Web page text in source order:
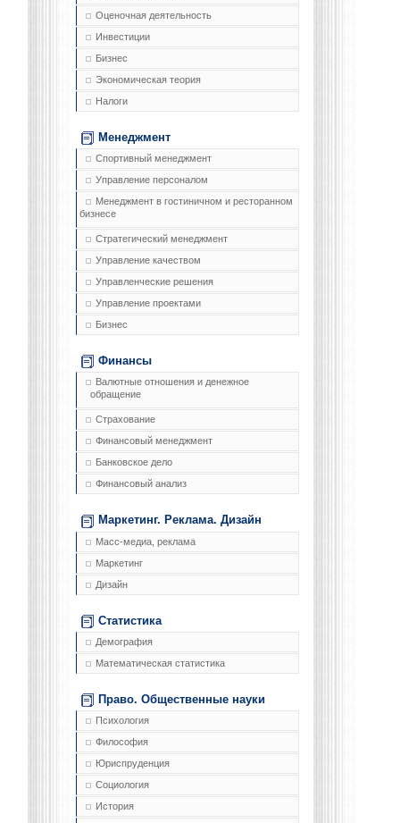
Оценочная деятельность
Инвестиции
Бизнес
Экономическая теория
Налоги
Менеджмент
Спортивный менеджмент
Управление персоналом
Менеджмент в гостиничном и ресторанном
бизнесе
Стратегический менеджмент
Управление качеством
Управленческие решения
Управление проектами
Бизнес
Финансы
Валютные отношения и денежное
обращение
Страхование
Финансовый менеджмент
Банковское дело
Финансовый анализ
Маркетинг. Реклама. Дизайн
Масс-медиа, реклама
Маркетинг
Дизайн
Статистика
Демография
Математическая статистика
Право. Общественные науки
Психология
Философия
Юриспруденция
Социология
История